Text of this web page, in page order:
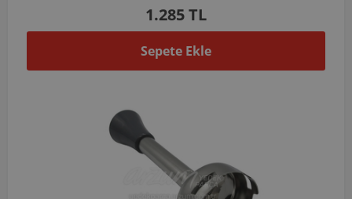
1.285 TL
Sepete Ekle